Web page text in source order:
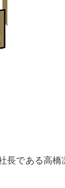
長である高